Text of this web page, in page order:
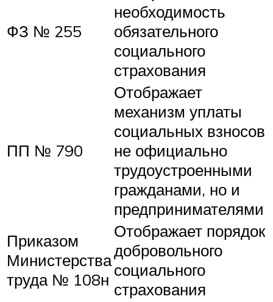
ФЗ № 255
необходимость
обязательного
социального
страхования
ПП № 790
Отображает
механизм уплаты
социальных взносов
не официально
трудоустроенными
гражданами, но и
предпринимателями
Приказом
Министерства
труда № 108н
Отображает порядок
добровольного
социального
страхования